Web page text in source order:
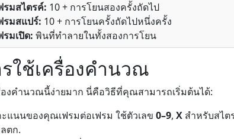
รมสไตรค์: 10 + การโยนสองครั้งถัดไป
รมสแปร์: 10 + การโยนครั้งถัดไปหนึ่งครั้ง
มเปิด: พินที่ทำลายในทั้งสองการโยน
ใช้เครื่องคำนวณ
องคำนวณนี้ง่ายมาก นี่คือวิธีที่คุณสามารถเริ่มต้นได้:
แนนของคุณเฟรมต่อเฟรม ใช้ตัวเลข 0–9, X สำหรับสไต
ตก.